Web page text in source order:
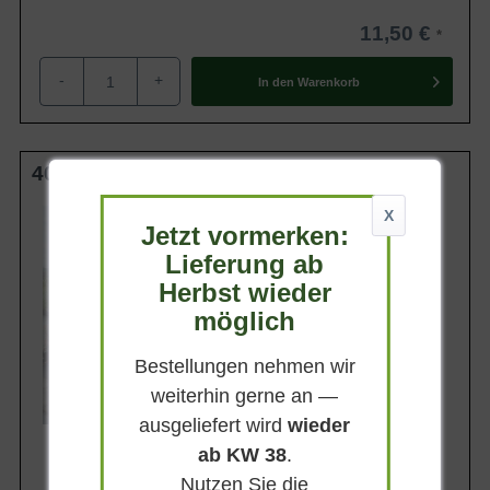
11,50 €
- + In den Warenkorb
40-60 cm wurzelnackt
bis zu 150 cm
Belaubung
Sommergrün
Blüte
Weißgelblich
Mai - Juni
Lieferbar ab KW43
X
Jetzt vormerken:
Lieferung ab
Herbst wieder
möglich
Bestellungen nehmen wir
weiterhin gerne an —
ausgeliefert wirdwieder
ab KW 38.
Nutzen Sie die